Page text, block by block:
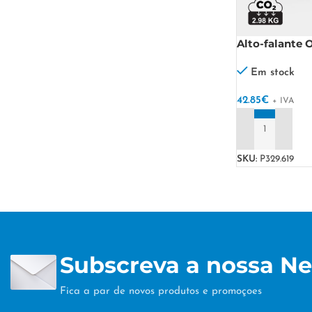
Alto-falante
Em stock
42.85€ + IVA
SKU: P329.619
Subscreva a nossa
Fica a par de novos produtos e promoçoes